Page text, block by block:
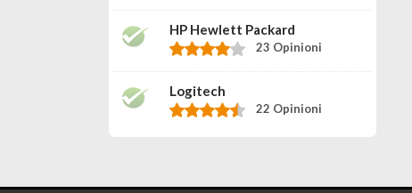
HP Hewlett Packard
23 Opinioni
Logitech
22 Opinioni